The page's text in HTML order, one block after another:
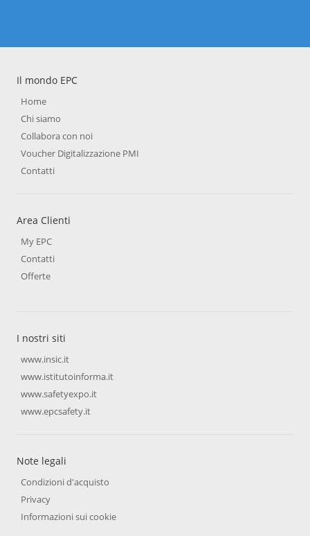
Il mondo EPC
Home
Chi siamo
Collabora con noi
Voucher Digitalizzazione PMI
Contatti
Area Clienti
My EPC
Contatti
Offerte
I nostri siti
www.insic.it
www.istitutoinforma.it
www.safetyexpo.it
www.epcsafety.it
Note legali
Condizioni d'acquisto
Privacy
Informazioni sui cookie